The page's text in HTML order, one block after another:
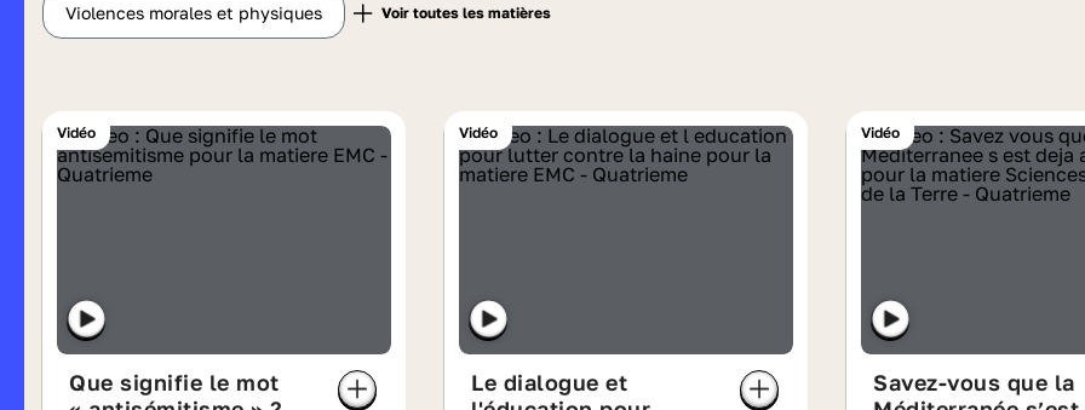
Violences morales et physiques
Vidéo
Que signifie le mot
Vidéo
Le dialogue et
Vidéo
Savez-vous que la